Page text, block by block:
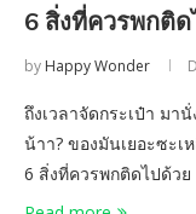
6 สิ่งที่ควรพกติด
by Happy Wonder
ถึงเวลาจัดกระเป๋า มา
น้าา? ของมันเยอะซะเ
6 สิ่งที่ควรพกติดไปด้วย